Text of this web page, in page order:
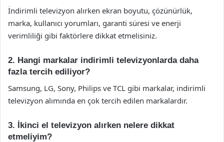
İndirimli televizyon alırken ekran boyutu, çözünürlük,
marka, kullanıcı yorumları, garanti süresi ve enerji
verimliliği gibi faktörlere dikkat etmelisiniz.
2. Hangi markalar indirimli televizyonlarda daha
fazla tercih ediliyor?
Samsung, LG, Sony, Philips ve TCL gibi markalar, indirimli
televizyon alımında en çok tercih edilen markalardır.
3. İkinci el televizyon alırken nelere dikkat
etmeliyim?